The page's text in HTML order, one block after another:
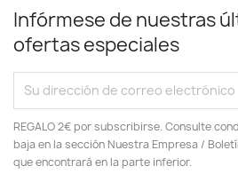
Infórmese de nuestras
ofertas especiales
REGALO 2€ por subscribirse. Consulte
baja en la sección Nuestra Empresa /
que encontrará en la parte inferior.